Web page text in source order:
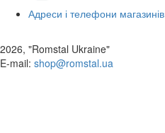
Адреси і телефони магазинів
2026, "Romstal Ukraine"
​E-mail: shop@romstal.ua